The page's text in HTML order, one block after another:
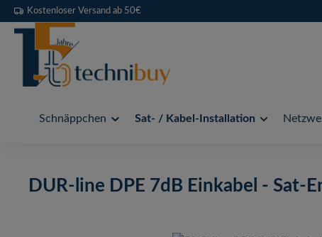
Hauptinhalt springen
Zur Suche springen
Zur Hauptnavigation springen
Kostenloser Versand ab 50€
Schnäppchen Sat- / Kabel-Installation
DUR-line DPE 7dB Einkabel - Sat-